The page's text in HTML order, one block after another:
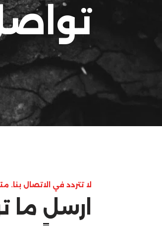
لا تتردد في الاتصال بنا. متاحون
ارسل ما